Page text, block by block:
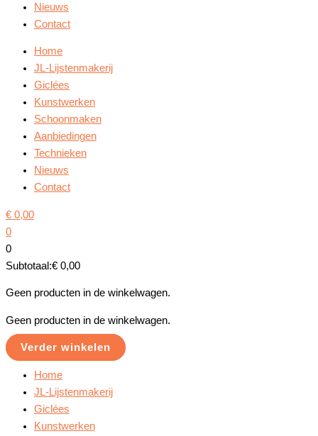
Nieuws
Contact
Home
JL-Lijstenmakerij
Giclées
Kunstwerken
Schoonmaken
Aanbiedingen
Technieken
Nieuws
Contact
€ 0,00
0
0
Subtotaal:€ 0,00
Geen producten in de winkelwagen.
Geen producten in de winkelwagen.
Verder winkelen
Home
JL-Lijstenmakerij
Giclées
Kunstwerken